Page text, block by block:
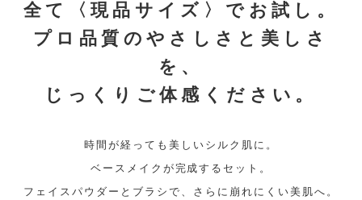
全て〈現品サイズ〉でお試し。
プロ品質のやさしさと美しさ
を、
じっくりご体感ください。
時間が経っても美しいシルク肌に。
ベースメイクが完成するセット。
フェイスパウダーとブラシで、さらに崩れにくい美肌へ。